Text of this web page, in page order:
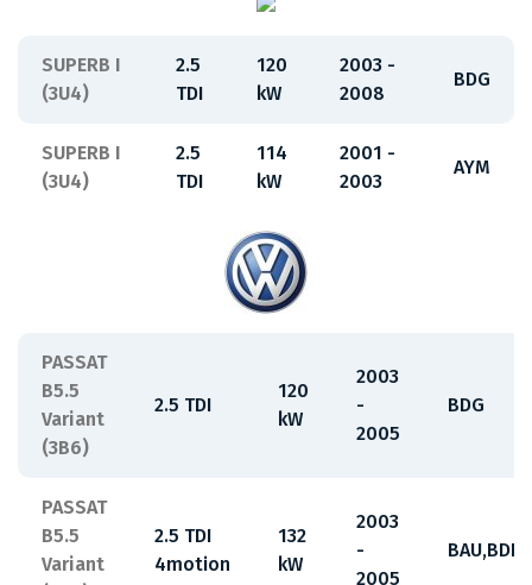
SUPERB I
(3U4)
2.5
TDI
120
kW
2003 -
2008
BDG
SUPERB I
(3U4)
2.5
TDI
114
kW
2001 -
2003
AYM
PASSAT
B5.5
Variant
(3B6)
2.5 TDI
120
kW
2003
-
2005
BDG
PASSAT
B5.5
Variant
2.5 TDI
4motion
132
kW
2003
-
2005
BAU,BDH